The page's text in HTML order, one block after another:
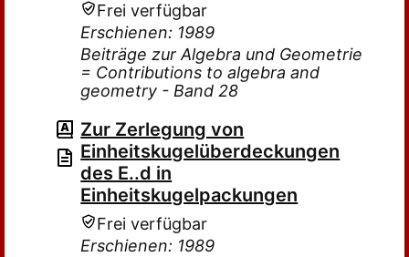
Frei verfügbar
Erschienen: 1989
Beiträge zur Algebra und Geometrie
= Contributions to algebra and
geometry - Band 28
Zur Zerlegung von
Einheitskugelüberdeckungen
des E..d in
Einheitskugelpackungen
Frei verfügbar
Erschienen: 1989